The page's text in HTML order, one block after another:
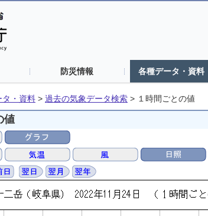
防災情報 各種データ・資料
タ・資料 > 過去の気象データ検索 > １時間ごとの値
値